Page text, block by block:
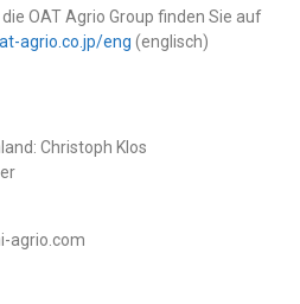
OAT Agrio Group finden Sie auf
agrio.co.jp/eng (englisch)
Christoph Klos
agrio.com